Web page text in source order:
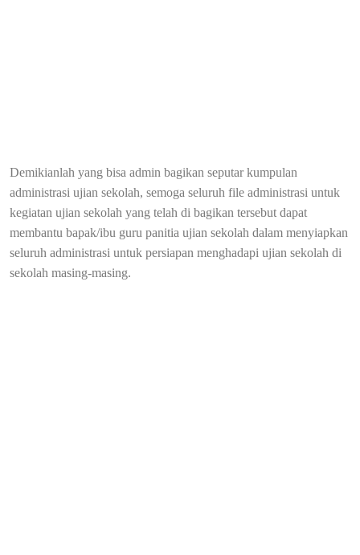
Demikianlah yang bisa admin bagikan seputar kumpulan
administrasi ujian sekolah, semoga seluruh file administrasi untuk
kegiatan ujian sekolah yang telah di bagikan tersebut dapat
membantu bapak/ibu guru panitia ujian sekolah dalam menyiapkan
seluruh administrasi untuk persiapan menghadapi ujian sekolah di
sekolah masing-masing.